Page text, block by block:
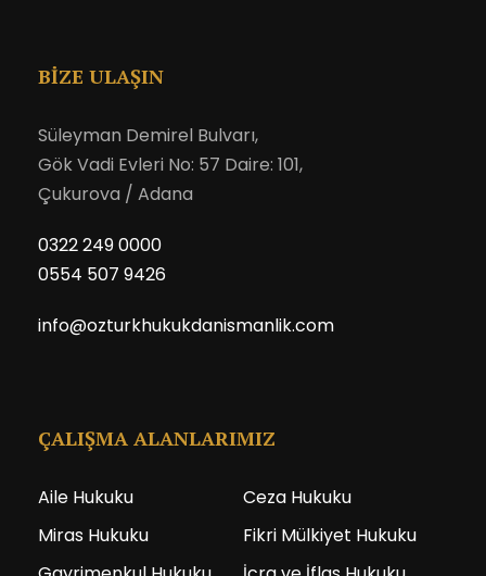
BİZE ULAŞIN
Süleyman Demirel Bulvarı,
Gök Vadi Evleri No: 57 Daire: 101,
Çukurova / Adana
0322 249 0000
0554 507 9426
info@ozturkhukukdanismanlik.com
ÇALIŞMA ALANLARIMIZ
Aile Hukuku
Ceza Hukuku
Miras Hukuku
Fikri Mülkiyet Hukuku